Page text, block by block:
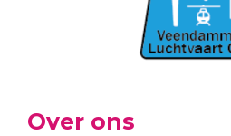
Over ons